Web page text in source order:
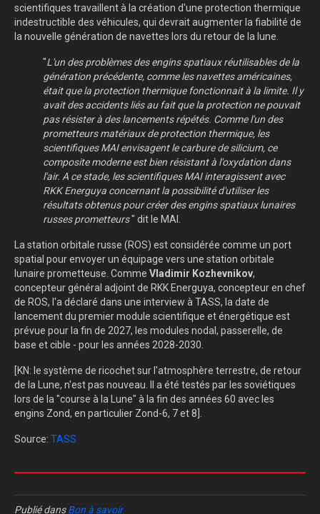
scientifiques travaillent à la création d'une protection thermique
indestructible des véhicules, qui devrait augmenter la fiabilité de
la nouvelle génération de navettes lors du retour de la lune.
"L'un des problèmes des engins spatiaux réutilisables de la
génération précédente, comme les navettes américaines,
était que la protection thermique fonctionnait à la limite. Il y
avait des accidents liés au fait que la protection ne pouvait
pas résister à des lancements répétés. Comme l'un des
prometteurs matériaux de protection thermique, les
scientifiques MAI envisagent le carbure de silicium, ce
composite moderne est bien résistant à l'oxydation dans
l'air. A ce stade, les scientifiques MAI interagissent avec
RKK Energuya concernant la possibilité d'utiliser les
résultats obtenus pour créer des engins spatiaux lunaires
russes prometteurs" dit le MAI.
La station orbitale russe (ROS) est considérée comme un port
spatial pour envoyer un équipage vers une station orbitale
lunaire prometteuse. Comme Vladimir Kozhevnikov,
concepteur général adjoint de RKK Energuya, concepteur en chef
de ROS, l'a déclaré dans une interview à TASS, la date de
lancement du premier module scientifique et énergétique est
prévue pour la fin de 2027, les modules nodal, passerelle, de
base et cible - pour les années 2028-2030.
[KN: le système de ricochet sur l'atmosphère terrestre, de retour
de la Lune, n'est pas nouveau. Il a été testés par les soviétiques
lors de la "course à la Lune" à la fin des années 60 avec les
engins Zond, en particulier Zond-6, 7 et 8].
Source: TASS
Publié dansBon à savoir